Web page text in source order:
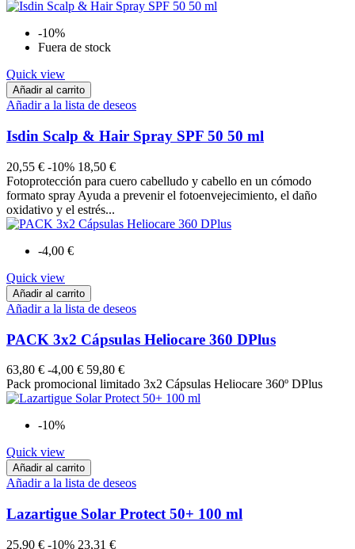
-10%
Fuera de stock
Quick view
Añadir al carrito
Añadir a la lista de deseos
Isdin Scalp & Hair Spray SPF 50 50 ml
20,55 € -10% 18,50 €
Fotoprotección para cuero cabelludo y cabello en un cómodo
formato spray Ayuda a prevenir el fotoenvejecimiento, el daño
oxidativo y el estrés...
-4,00 €
Quick view
Añadir al carrito
Añadir a la lista de deseos
PACK 3x2 Cápsulas Heliocare 360 DPlus
63,80 € -4,00 € 59,80 €
Pack promocional limitado 3x2 Cápsulas Heliocare 360º DPlus
-10%
Quick view
Añadir al carrito
Añadir a la lista de deseos
Lazartigue Solar Protect 50+ 100 ml
25,90 € -10% 23,31 €